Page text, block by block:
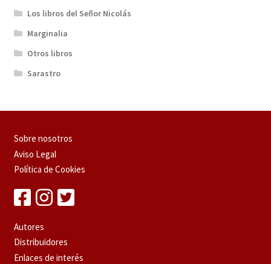
Los libros del Señor Nicolás
Marginalia
Otros libros
Sarastro
Sobre nosotros
Aviso Legal
Política de Cookies
Autores
Distribuidores
Enlaces de interés